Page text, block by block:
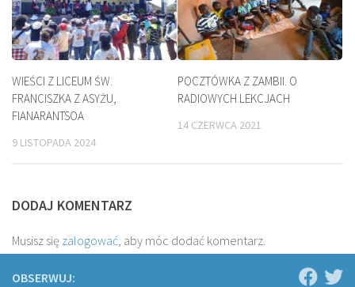
WIEŚCI Z LICEUM ŚW.
FRANCISZKA Z ASYŻU,
FIANARANTSOA
9 LISTOPADA 2024
POCZTÓWKA Z ZAMBII. O
RADIOWYCH LEKCJACH
14 CZERWCA 2021
DODAJ KOMENTARZ
Musisz się zalogować, aby móc dodać komentarz.
OBSERWUJ: